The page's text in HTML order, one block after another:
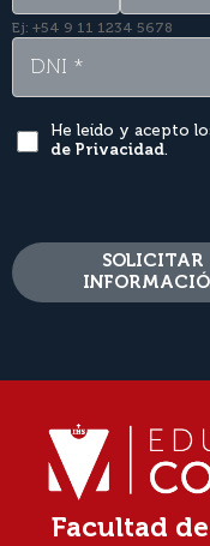
Ej: +54 9 11 1234 5678
He leído y acepto
de Privacidad.
SOLICITAR
Facultad